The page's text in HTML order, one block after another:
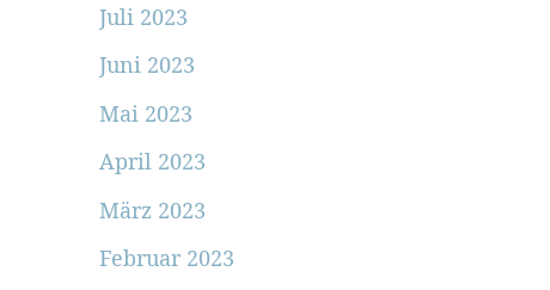
Juli 2023
Juni 2023
Mai 2023
April 2023
März 2023
Februar 2023